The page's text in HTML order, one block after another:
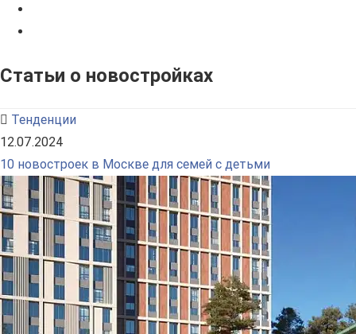
Статьи о новостройках
Тенденции
12.07.2024
10 новостроек в Москве для семей с детьми